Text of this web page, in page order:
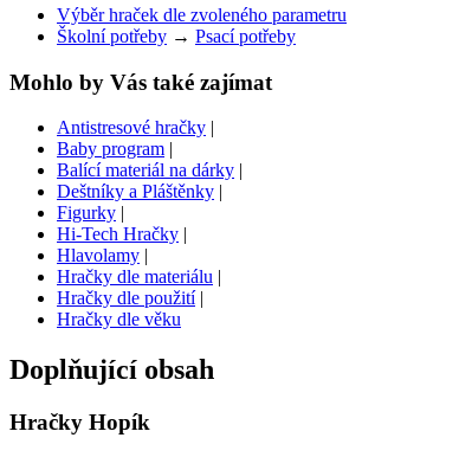
Výběr hraček dle zvoleného parametru
Školní potřeby → Psací potřeby
Mohlo by Vás také zajímat
Antistresové hračky
Baby program
Balící materiál na dárky
Deštníky a Pláštěnky
Figurky
Hi-Tech Hračky
Hlavolamy
Hračky dle materiálu
Hračky dle použití
Hračky dle věku
Doplňující obsah
Hračky Hopík